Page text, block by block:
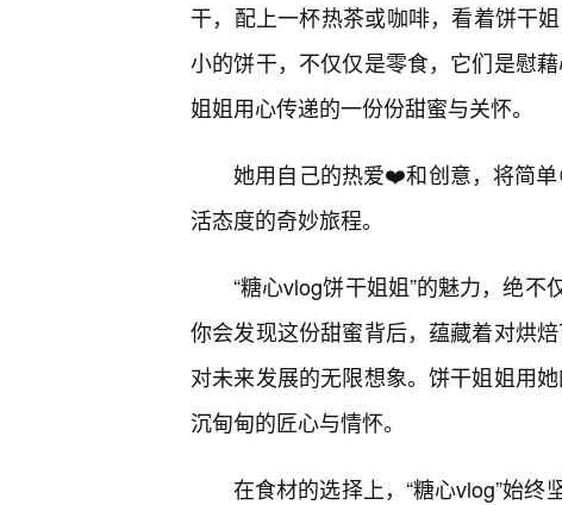
干，配上一杯热茶或咖啡，看着饼干
小的饼干，不仅仅是零食，它们是慰
姐姐用心传递的一份份甜蜜与关怀。
她用自己的热爱❤️和创意，将简
活态度的奇妙旅程。
“糖心vlog饼干姐姐”的魅力，绝不
你会发现这份甜蜜背后，蕴藏着对烘
对未来发展的无限想象。饼干姐姐用
沉甸甸的匠心与情怀。
在食材的选择上，“糖心vlog”始终